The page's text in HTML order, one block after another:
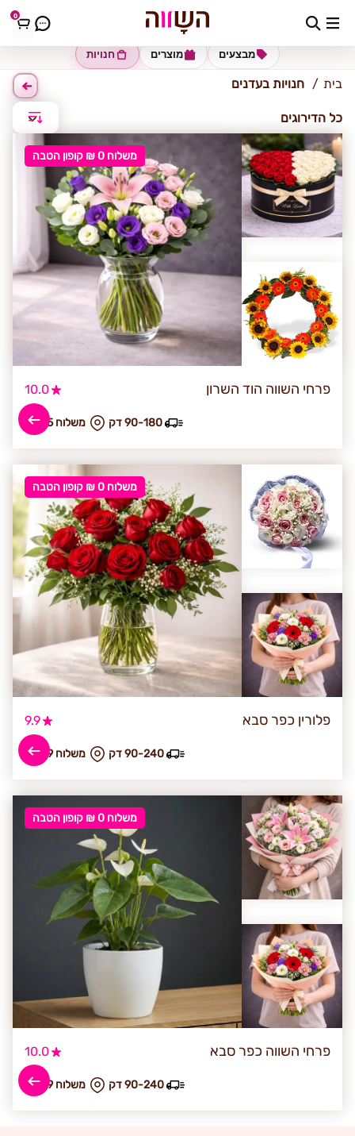
0 עדנים
חנויות מוצרים מבצעים
בית חנויות בעדנים
כל הדירוגים
משלוח 0 ₪ קופון הטבה
פרחי השווה הוד השרון 10.0
₪ משלוח 35 90-180 דק
משלוח 0 ₪ קופון הטבה
פלורין כפר סבא 9.9
₪ משלוח 39 90-240 דק
משלוח 0 ₪ קופון הטבה
פרחי השווה כפר סבא 10.0
₪ משלוח 39 90-240 דק